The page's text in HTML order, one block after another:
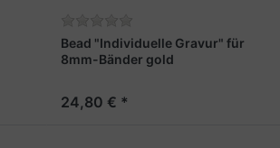
Bead "Individuelle Gravur" für
8mm-Bänder gold
24,80 € *